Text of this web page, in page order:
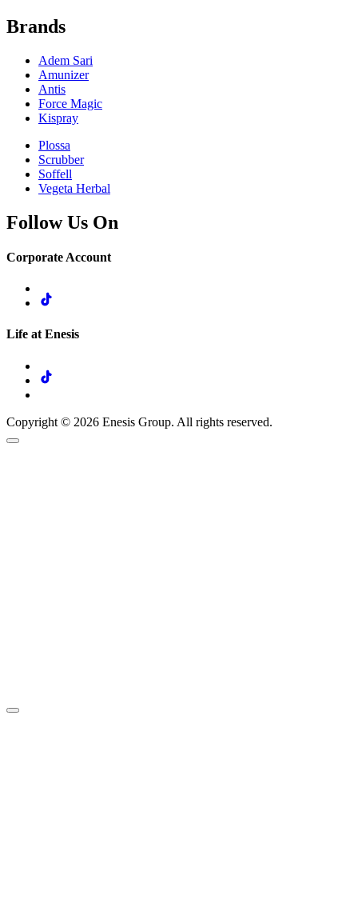
Brands
Adem Sari
Amunizer
Antis
Force Magic
Kispray
Plossa
Scrubber
Soffell
Vegeta Herbal
Follow Us On
Corporate Account
Life at Enesis
Copyright © 2026 Enesis Group. All rights reserved.